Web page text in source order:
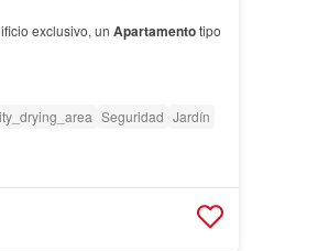
exclusivo, un Apartamentotipo
Seguridad Jardín